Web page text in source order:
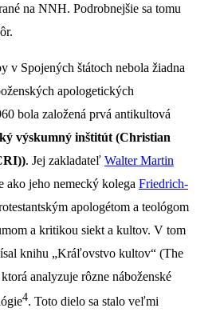
na NNH. Podrobnejšie sa tomu
v Spojených štátoch nebola žiadna
apologetických
bola založená prvá antikultová
výskumný inštitút (Christian
. Jej zakladateľ Walter Martin
ako jeho nemecký kolega Friedrich-
apologétom a teológom
a kritikou siekt a kultov. V tom
knihu „Kráľovstvo kultov“ (The
analyzuje rôzne náboženské
4. Toto dielo sa stalo veľmi